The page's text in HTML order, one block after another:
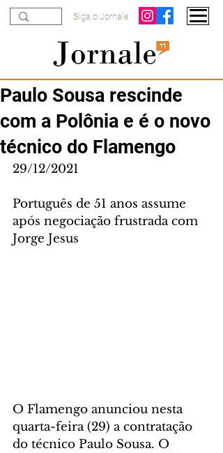
Siga o Jornale
Paulo Sousa rescinde
com a Polônia e é o novo
técnico do Flamengo
29/12/2021
Português de 51 anos assume
após negociação frustrada com
Jorge Jesus
O Flamengo anunciou nesta
quarta-feira (29) a contratação
do técnico Paulo Sousa. O